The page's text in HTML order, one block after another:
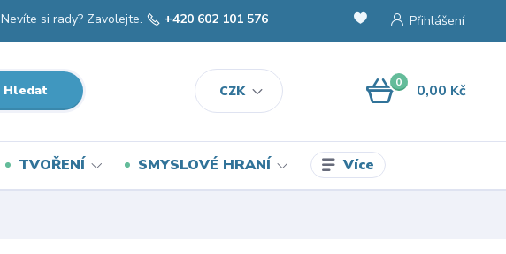
CZK
Přihlášení
Hledat
Nevíte si rady? Zavolejte. +420 602 101 576
0 0,00 Kč
TVOŘENÍ SMYSLOVÉ HRANÍ Více